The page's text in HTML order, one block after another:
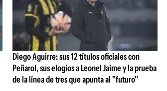
Diego Aguirre: sus 12 títulos oficiales con
Peñarol, sus elogios a Leonel Jaime y la prueba
de la línea de tres que apunta al "futuro"